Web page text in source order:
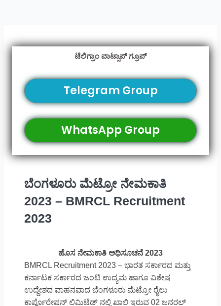
ಟೆಲಿಗ್ರಾಂ ವಾಟ್ಸಾಪ್ ಗ್ರೂಪ್
Telegram Group
WhatsApp Group
ಬೆಂಗಳೂರು ಮೆಟ್ರೋ ನೇಮಕಾತಿ
2023 – BMRCL Recruitment
2023
ಹೊಸ ನೇಮಕಾತಿ ಅಧಿಸೂಚನೆ 2023
BMRCL Recruitment 2023 – ಭಾರತ ಸರ್ಕಾರದ ಮತ್ತು
ಕರ್ನಾಟಕ ಸರ್ಕಾರದ ಜಂಟಿ ಉದ್ಯಮ ಹಾಗೂ ವಿಶೇಷ
ಉದ್ದೇಶದ ವಾಹನವಾದ ಬೆಂಗಳೂರು ಮೆಟ್ರೋ ರೈಲು
ಕಾರ್ಪೊರೇಷನ್ ಲಿಮಿಟೆಡ್ ನಲ್ಲಿ ಖಾಲಿ ಇರುವ 02 ಜನರಲ್